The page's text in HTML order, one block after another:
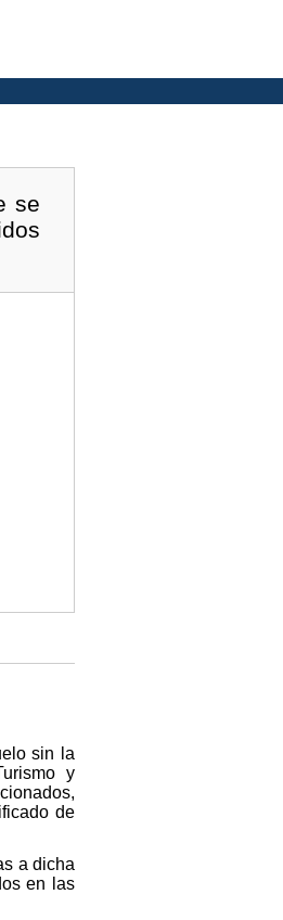
se
sin la
y
de
a dicha
en las